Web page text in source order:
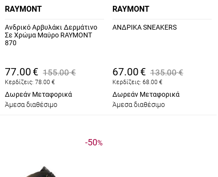
RAYMONT
Ανδρικό Αρβυλάκι Δερμάτινο
Σε Χρώμα Μαύρο RAYMONT
870
77.00 € 155.00 €
Κερδίζεις: 78.00 €
Δωρεάν Μεταφορικά
Άμεσα διαθέσιμο
RAYMONT
ΑΝΔΡΙΚΑ SNEAKERS
67.00 € 135.00 €
Κερδίζεις: 68.00 €
Δωρεάν Μεταφορικά
Άμεσα διαθέσιμο
-50%